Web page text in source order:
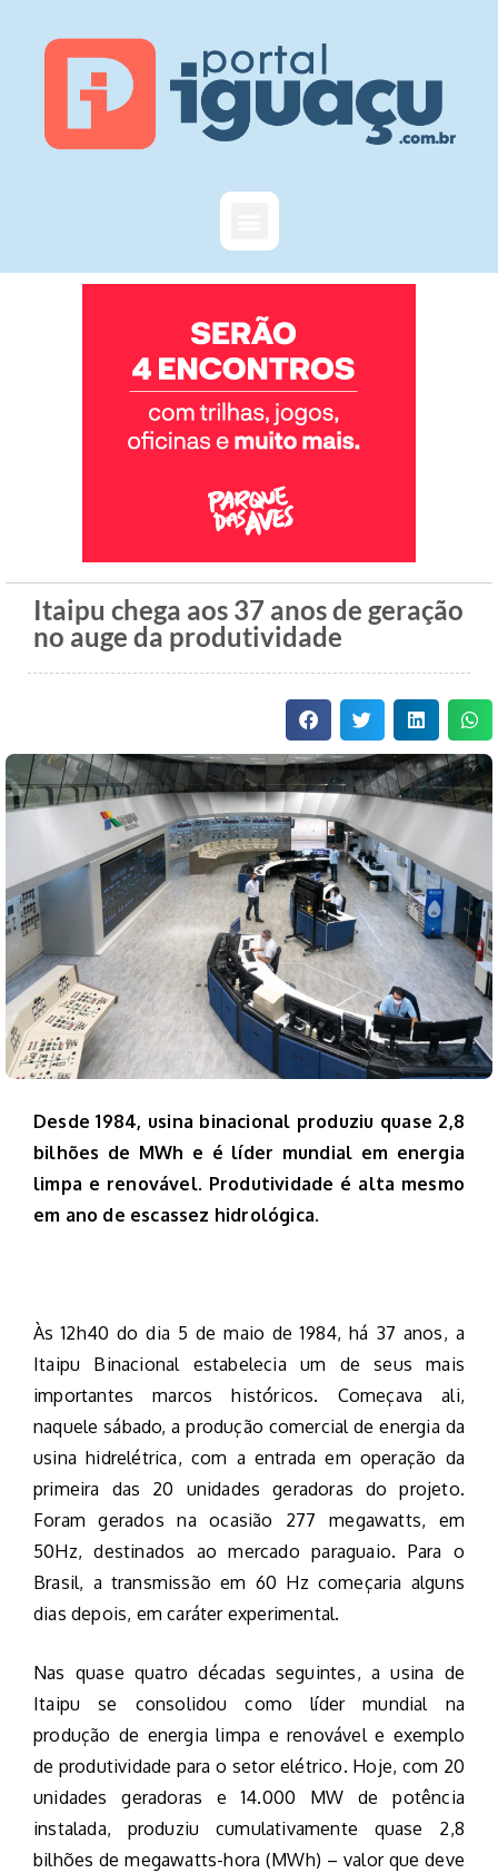
Itaipu chega aos 37 anos de geração
no auge da produtividade
Desde 1984, usina binacional produziu quase 2,8
bilhões de MWh e é líder mundial em energia
limpa e renovável. Produtividade é alta mesmo
em ano de escassez hidrológica.
Às 12h40 do dia 5 de maio de 1984, há 37 anos, a
Itaipu Binacional estabelecia um de seus mais
importantes marcos históricos. Começava ali,
naquele sábado, a produção comercial de energia da
usina hidrelétrica, com a entrada em operação da
primeira das 20 unidades geradoras do projeto.
Foram gerados na ocasião 277 megawatts, em
50Hz, destinados ao mercado paraguaio. Para o
Brasil, a transmissão em 60 Hz começaria alguns
dias depois, em caráter experimental.
Nas quase quatro décadas seguintes, a usina de
Itaipu se consolidou como líder mundial na
produção de energia limpa e renovável e exemplo
de produtividade para o setor elétrico. Hoje, com 20
unidades geradoras e 14.000 MW de potência
instalada, produziu cumulativamente quase 2,8
bilhões de megawatts-hora (MWh) – valor que deve